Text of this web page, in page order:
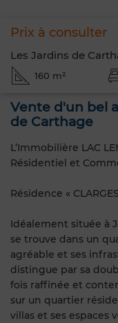
Prix à consulter
Les Jardins de
160 m²
Vente d'un bel
de Carthage
L’Immobilière LAC
Résidentiel et
Résidence «
Idéalement située à
se trouve dans un
agréable et ses
distingue par sa
fois raffinée et
sur un quartier
villas et ses espaces